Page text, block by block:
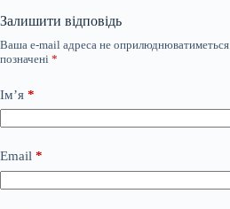
Залишити відповідь
Ваша e-mail адреса не оприлюднюватиметься.
позначені *
Ім’я *
Email *